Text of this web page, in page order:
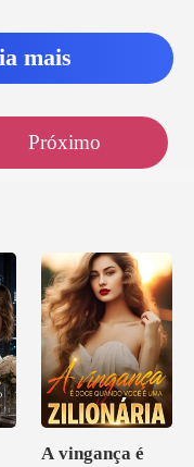
mais
Próximo
A vingança é